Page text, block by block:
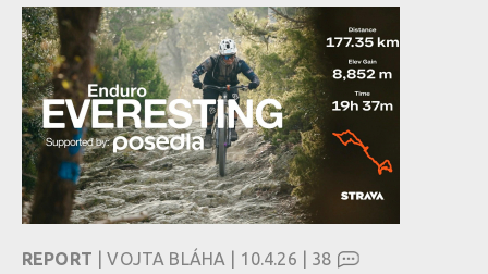
REPORT | VOJTA BLÁHA | 10.4.26 | 38